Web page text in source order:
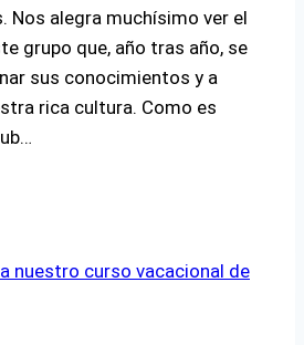
Nos alegra muchísimo ver el
grupo que, año tras año, se
sus conocimientos y a
rica cultura. Como es